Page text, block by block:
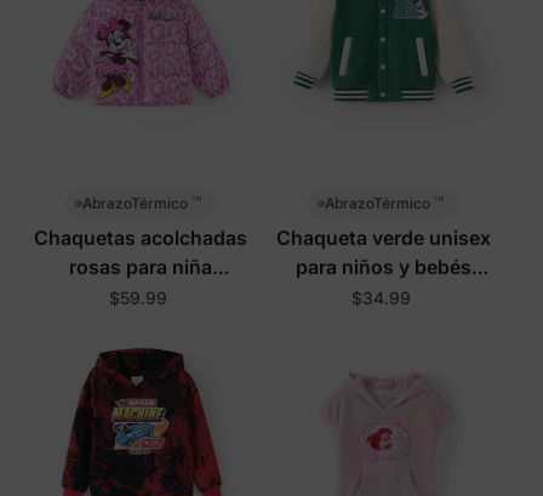
AbrazoTérmico ™
Chaquetas acolchadas
rosas para niña
pequeña/niña Disney
$59.99
AbrazoTérmico ™
Chaqueta verde unisex
para niños y bebés
Disney Mickey and
$34.99